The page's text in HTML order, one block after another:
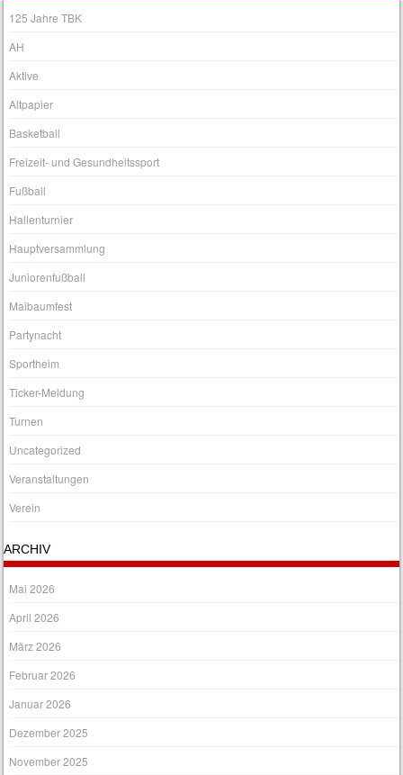
125 Jahre TBK
AH
Aktive
Altpapier
Basketball
Freizeit- und Gesundheitssport
Fußball
Hallenturnier
Hauptversammlung
Juniorenfußball
Maibaumfest
Partynacht
Sportheim
Ticker-Meldung
Turnen
Uncategorized
Veranstaltungen
Verein
ARCHIV
Mai 2026
April 2026
März 2026
Februar 2026
Januar 2026
Dezember 2025
November 2025